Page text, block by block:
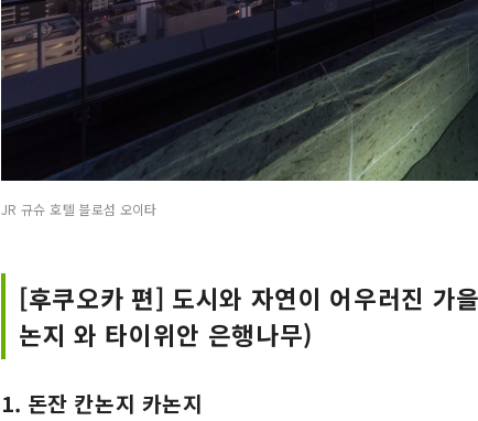
JR 규슈 호텔 블로섬 오이타
[후쿠오카 편] 도시와 자연이 어우러진 가
논지 와 타이위안 은행나무)
1. 돈잔 칸논지 카논지